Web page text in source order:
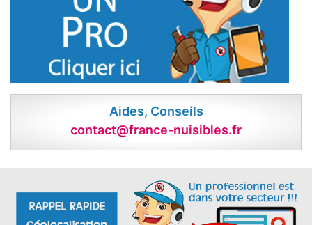
Aides, Conseils
contact@france-nuisibles.fr